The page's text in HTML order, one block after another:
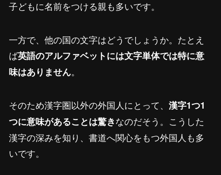
子どもに名前をつける親も多いです。
一方で、他の国の文字はどうでしょうか。たとえ
ば英語のアルファベットには文字単体では特に意
味はありません。
そのため漢字圏以外の外国人にとって、 漢字1つ1
つに意味があることは驚きなのだそう。こうした
漢字の深みを知り、書道へ関心をもつ外国人も多
いです。